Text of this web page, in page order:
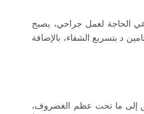
الحاجة لعمل جراحي، يصبح
د بتسريع الشفاء، بالإضافة
1.5 سم بالغضروف ولا يصل الشق إلى ما تحت عظم الغضروف،